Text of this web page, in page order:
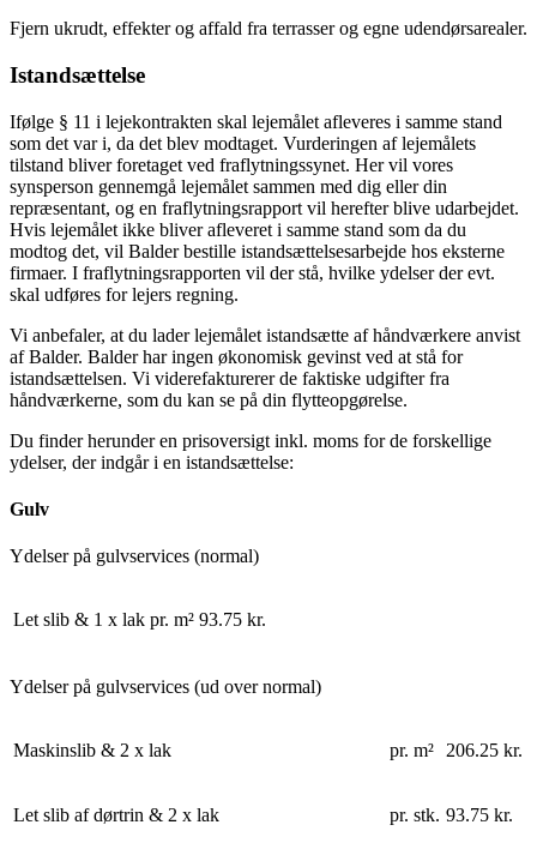
Fjern ukrudt, effekter og affald fra terrasser og egne udendørsarealer.
Istandsættelse
Ifølge § 11 i lejekontrakten skal lejemålet afleveres i samme stand
som det var i, da det blev modtaget. Vurderingen af lejemålets
tilstand bliver foretaget ved fraflytningssynet. Her vil vores
synsperson gennemgå lejemålet sammen med dig eller din
repræsentant, og en fraflytningsrapport vil herefter blive udarbejdet.
Hvis lejemålet ikke bliver afleveret i samme stand som da du
modtog det, vil Balder bestille istandsættelsesarbejde hos eksterne
firmaer. I fraflytningsrapporten vil der stå, hvilke ydelser der evt.
skal udføres for lejers regning.
Vi anbefaler, at du lader lejemålet istandsætte af håndværkere anvist
af Balder. Balder har ingen økonomisk gevinst ved at stå for
istandsættelsen. Vi viderefakturerer de faktiske udgifter fra
håndværkerne, som du kan se på din flytteopgørelse.
Du finder herunder en prisoversigt inkl. moms for de forskellige
ydelser, der indgår i en istandsættelse:
Gulv
Ydelser på gulvservices (normal)
Let slib & 1 x lak pr. m² 93.75 kr.
Ydelser på gulvservices (ud over normal)
Maskinslib & 2 x lak pr. m² 206.25 kr.
Let slib af dørtrin & 2 x lak pr. stk. 93.75 kr.